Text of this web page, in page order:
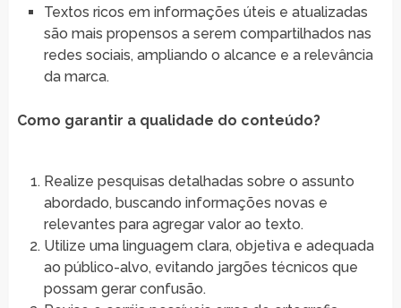
Textos ricos em informações úteis e atualizadas
são mais propensos a serem compartilhados nas
redes sociais, ampliando o alcance e a relevância
da marca.
Como garantir a qualidade do conteúdo?
Realize pesquisas detalhadas sobre o assunto
abordado, buscando informações novas e
relevantes para agregar valor ao texto.
Utilize uma linguagem clara, objetiva e adequada
ao público-alvo, evitando jargões técnicos que
possam gerar confusão.